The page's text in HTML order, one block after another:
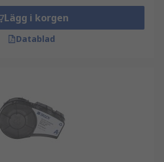
består av DYMO-
Brother-
utskriftsetiketter. Inom
Lägg i korgen
Datablad